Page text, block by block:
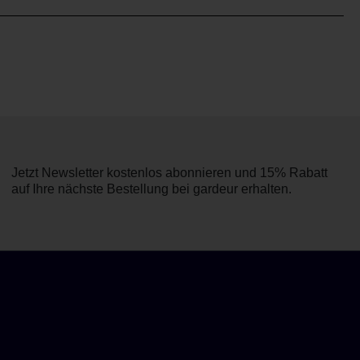
Jetzt Newsletter kostenlos abonnieren und 15% Rabatt
auf Ihre nächste Bestellung bei gardeur erhalten.